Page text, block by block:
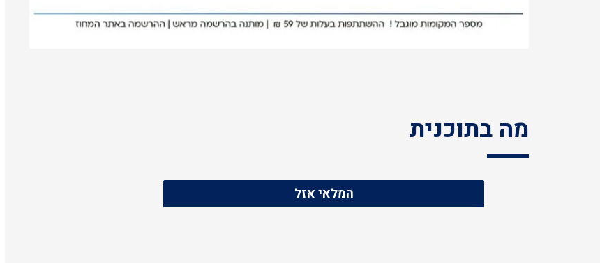
מה בתוכנית
המלאי אזל